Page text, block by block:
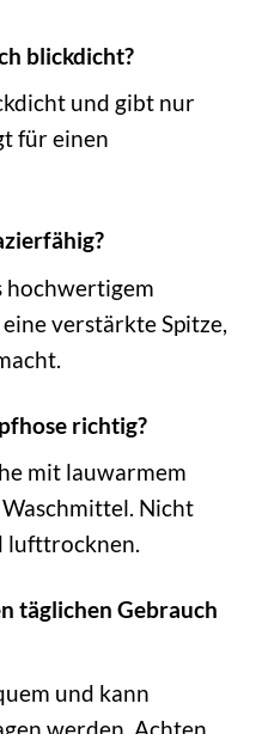
blickdicht?
und gibt nur
für einen
hochwertigem
verstärkte Spitze,
richtig?
mit lauwarmem
Nicht
lufttrocknen.
täglichen Gebrauch
und kann